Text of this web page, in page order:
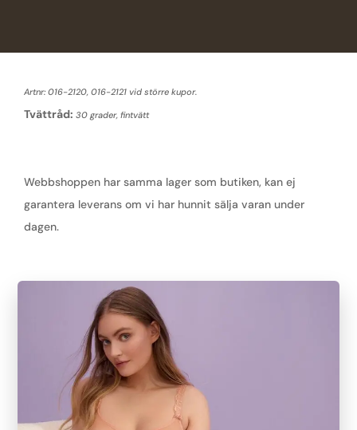
Artnr: 016-2120, 016-2121 vid större kupor.
Tvättråd: 30 grader, fintvätt
Webbshoppen har samma lager som butiken, kan ej
garantera leverans om vi har hunnit sälja varan under
dagen.